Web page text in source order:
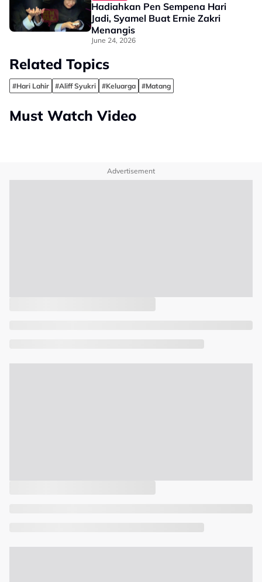
Hadiahkan Pen Sempena Hari
Jadi, Syamel Buat Ernie Zakri
Menangis
June 24, 2026
Related Topics
#Hari Lahir #Aliff Syukri #Keluarga #Matang
Must Watch Video
Advertisement